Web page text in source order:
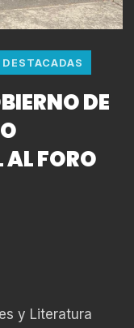
DE
FORO
y Literatura